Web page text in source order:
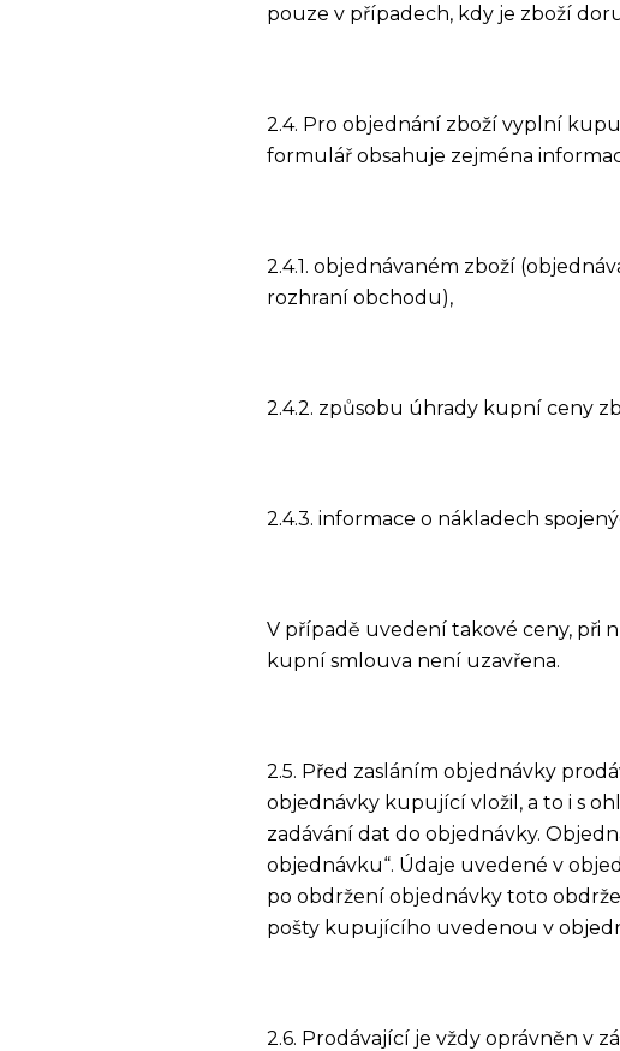
pouze v případech, kdy je zboží
2.4. Pro objednání zboží vyplní
formulář obsahuje zejména
2.4.1. objednávaném zboží
rozhraní obchodu),
2.4.2. způsobu úhrady kupní ceny
2.4.3. informace o nákladech
V případě uvedení takové ceny, při
kupní smlouva není uzavřena.
2.5. Před zasláním objednávky
objednávky kupující vložil, a to i s
zadávání dat do objednávky.
objednávku“. Údaje uvedené v
po obdržení objednávky toto
pošty kupujícího uvedenou v
2.6. Prodávající je vždy oprávněn v